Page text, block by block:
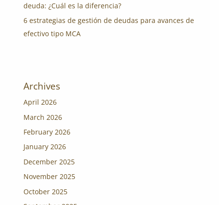
deuda: ¿Cuál es la diferencia?
6 estrategias de gestión de deudas para avances de
efectivo tipo MCA
Archives
April 2026
March 2026
February 2026
January 2026
December 2025
November 2025
October 2025